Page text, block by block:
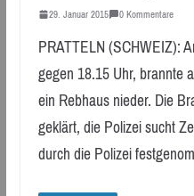
29. Januar 2015 0 Kommentare
PRATTELN (SCHWEIZ):
gegen 18.15 Uhr, brannte
ein Rebhaus nieder. Die
geklärt, die Polizei sucht
durch die Polizei